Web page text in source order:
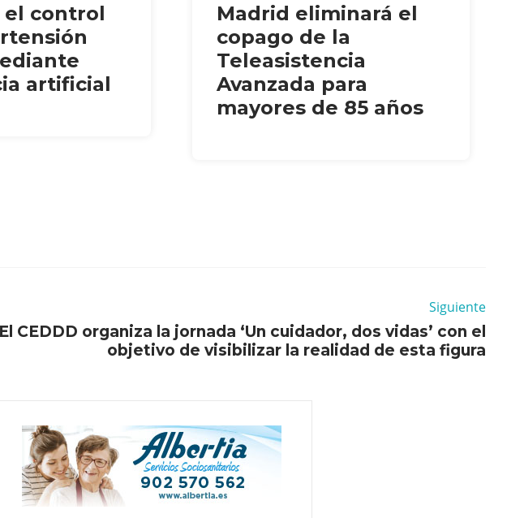
el control
artificial
Madrid eliminará el
copago de la
Teleasistencia
Avanzada para
mayores de 85 años
Siguiente
El CEDDD organiza la jornada ‘Un cuidador, dos vidas’ con el
objetivo de visibilizar la realidad de esta figura